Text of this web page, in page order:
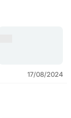
17/08/2024